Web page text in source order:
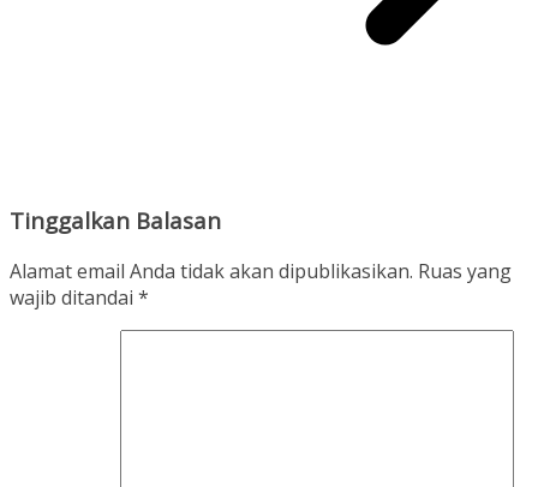
Tinggalkan Balasan
Alamat email Anda tidak akan dipublikasikan. Ruas yang
wajib ditandai *